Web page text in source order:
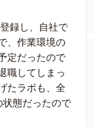
録し、自社で
、作業環境の
定だったので
職してしまっ
たラボも、全
状態だったので